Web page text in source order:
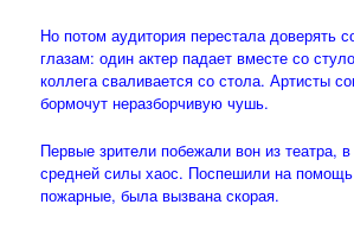
Но потом аудитория перестала доверять
глазам: один актер падает вместе со
коллега сваливается со стола. Артисты
бормочут неразборчивую чушь.
Первые зрители побежали вон из театра,
средней силы хаос. Поспешили на
пожарные, была вызвана скорая.